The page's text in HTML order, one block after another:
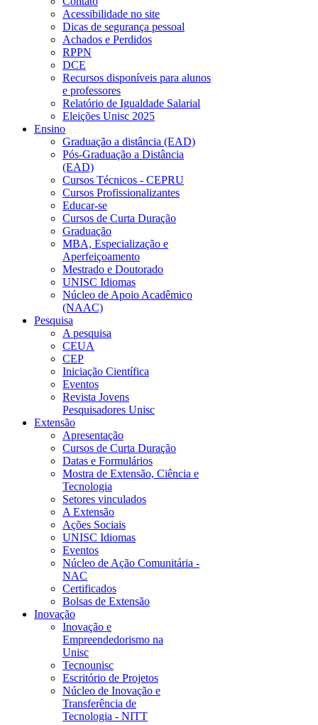
Acessibilidade no site
Dicas de segurança pessoal
Achados e Perdidos
RPPN
DCE
Recursos disponíveis para alunos
e professores
Relatório de Igualdade Salarial
Eleições Unisc 2025
Ensino
Graduação a distância (EAD)
Pós-Graduação a Distância
(EAD)
Cursos Técnicos - CEPRU
Cursos Profissionalizantes
Educar-se
Cursos de Curta Duração
Graduação
MBA, Especialização e
Aperfeiçoamento
Mestrado e Doutorado
UNISC Idiomas
Núcleo de Apoio Acadêmico
(NAAC)
Pesquisa
A pesquisa
CEUA
CEP
Iniciação Científica
Eventos
Revista Jovens
Pesquisadores Unisc
Extensão
Apresentação
Cursos de Curta Duração
Datas e Formulários
Mostra de Extensão, Ciência e
Tecnologia
Setores vinculados
A Extensão
Ações Sociais
UNISC Idiomas
Eventos
Núcleo de Ação Comunitária -
NAC
Certificados
Bolsas de Extensão
Inovação
Inovação e
Empreendedorismo na
Unisc
Tecnounisc
Escritório de Projetos
Núcleo de Inovação e
Transferência de
Tecnologia - NITT